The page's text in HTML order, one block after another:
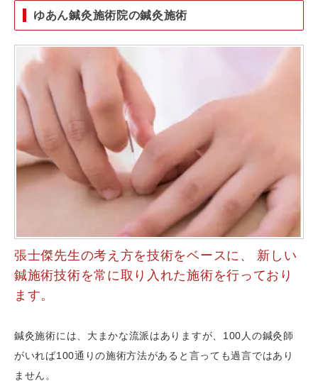
ゆあん鍼灸施術院の鍼灸施術
張士傑先生の考え方を技術をベースに、 新しい
鍼施術技術を常に取り入れた施術を行っており
ます。
鍼灸施術には、大まかな流派はありますが、100人の鍼灸師
がいれば100通りの施術方法があると言っても過言ではあり
ません。